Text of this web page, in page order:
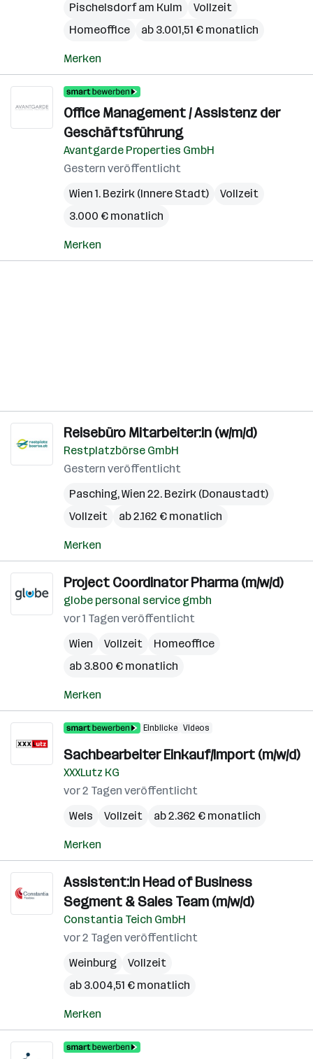
Pischelsdorf am Kulm
Vollzeit
Homeoffice
ab 3.001,51 € monatlich
Merken
Office Management / Assistenz der
Geschäftsführung
Avantgarde Properties GmbH
Gestern veröffentlicht
Wien 1. Bezirk (Innere Stadt)
Vollzeit
3.000 € monatlich
Merken
Reisebüro Mitarbeiter:in (w/m/d)
Restplatzbörse GmbH
Gestern veröffentlicht
Pasching,Wien 22. Bezirk (Donaustadt)
Vollzeit
ab 2.162 € monatlich
Merken
Project Coordinator Pharma (m/w/d)
globe personal service gmbh
vor 1 Tagen veröffentlicht
Wien
Vollzeit
Homeoffice
ab 3.800 € monatlich
Merken
Einblicke Videos
Sachbearbeiter Einkauf/Import (m/w/d)
XXXLutz KG
vor 2 Tagen veröffentlicht
Wels
Vollzeit ab 2.362 € monatlich
Merken
Assistent:in Head of Business
Segment & Sales Team (m/w/d)
Constantia Teich GmbH
vor 2 Tagen veröffentlicht
Weinburg
Vollzeit
ab 3.004,51 € monatlich
Merken